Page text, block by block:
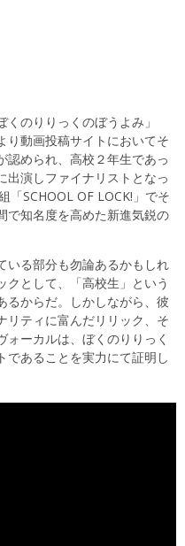
のりりっくのぼうよみ」
り動画投稿サイトにおいてそ
認められ、高校２年生であっ
出演しファイナリストとなっ
「SCHOOL OF LOCK!」でそ
で知名度を高めた新進気鋭の
いる部分も勿論あるかもしれ
クとして、「高校生」という
るからだ。しかしながら、彼
リティに富んだリリック、そ
ーカルは、ぼくのりりっく
であることを実力にて証明し